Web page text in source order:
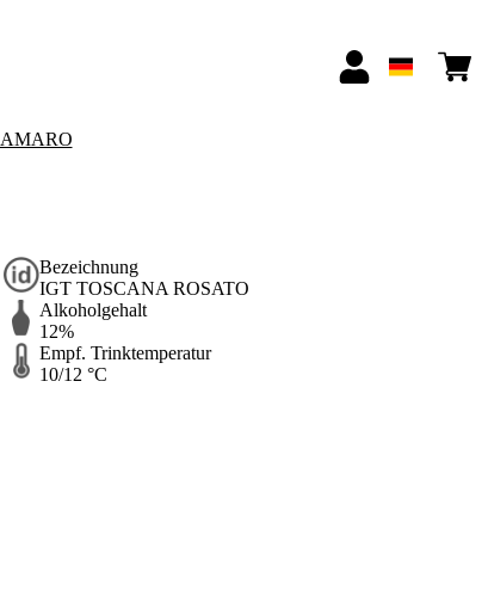
Bezeichnung
IGT TOSCANA ROSATO
Alkoholgehalt
12%
Empf. Trinktemperatur
10/12 °C